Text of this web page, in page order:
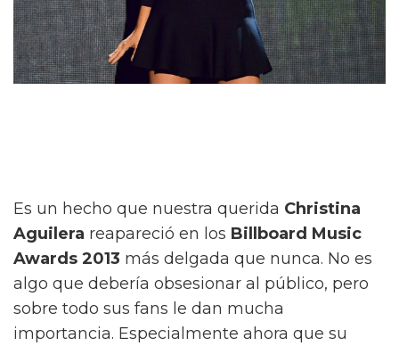
Es un hecho que nuestra querida Christina
Aguilera reapareció en los Billboard Music
Awards 2013 más delgada que nunca. No es
algo que debería obsesionar al público, pero
sobre todo sus fans le dan mucha
importancia. Especialmente ahora que su